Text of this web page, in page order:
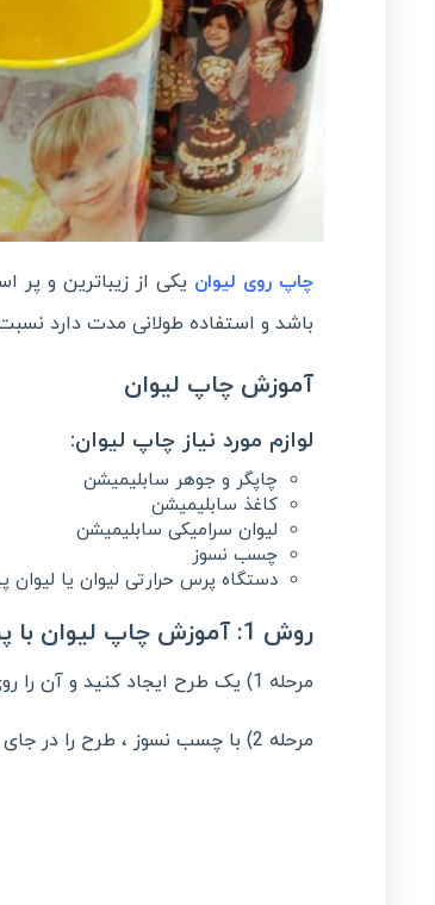
چاپ روی لیوان یکی از زیباترین و پر
باشد و استفاده طولانی مدت دارد
آموزش چاپ لیوان
لوازم مورد نیاز چاپ لیوان:
چاپگر و جوهر سابلیمیشن
کاغذ سابلیمیشن
لیوان سرامیکی سابلیمیشن
چسب نسوز
دستگاه پرس حرارتی لیوان یا
روش 1: آموزش چاپ لیوان با پرس حرارتی
مرحله 1) یک طرح ایجاد کنید و آن را روی چاپگر سابلیمیشن خود
مرحله 2) با چسب نسوز ، طرح را در جای خود